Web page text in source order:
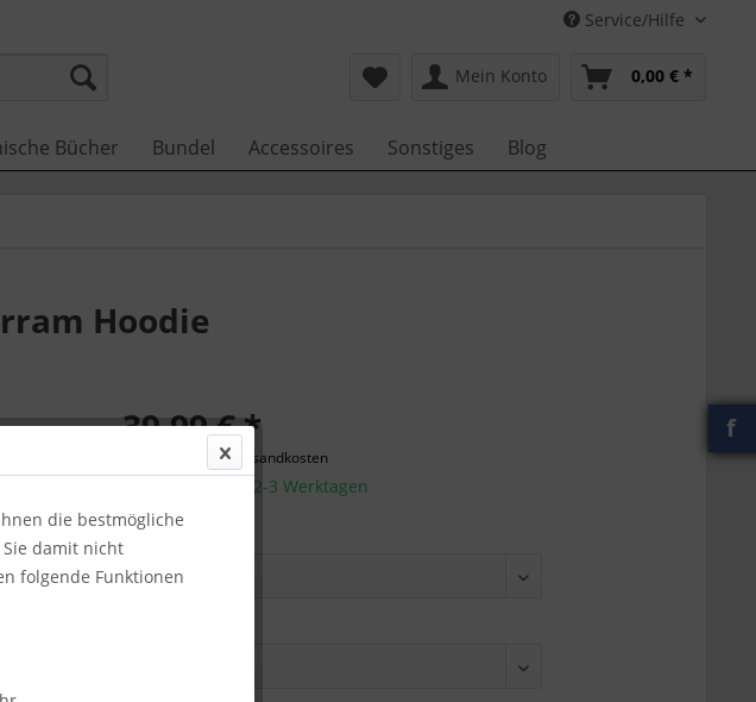
Service/Hilfe
Mein Konto 0,00 € *
Bücher Bundel Accessoires Sonstiges Blog
Hoodie
39,99 € *
zzgl. Versandkosten
Zustellung in 2-3 Werktagen
Farbe:
f
die bestmögliche
damit nicht
folgende Funktionen